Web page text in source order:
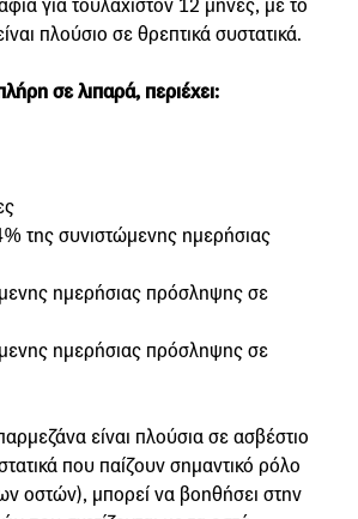
για τουλάχιστον 12 μήνες, με το
πλούσιο σε θρεπτικά συστατικά.
σε λιπαρά, περιέχει:
της συνιστώμενης ημερήσιας
ημερήσιας πρόσληψης σε
ημερήσιας πρόσληψης σε
είναι πλούσια σε ασβέστιο
που παίζουν σημαντικό ρόλο
οστών), μπορεί να βοηθήσει στην